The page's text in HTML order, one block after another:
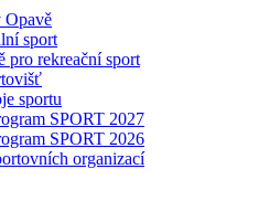
Opavě
sport
pro rekreační sport
sportu
SPORT 2027
SPORT 2026
organizací